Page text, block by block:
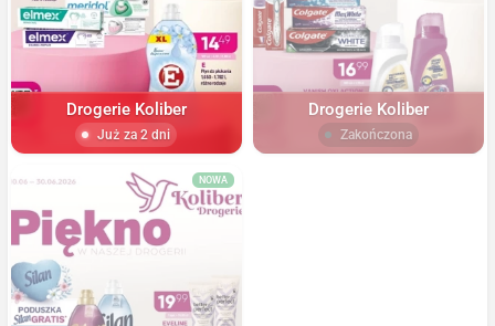
Drogerie Koliber
Już za 2 dni
Drogerie Koliber
Zakończona
NOWA